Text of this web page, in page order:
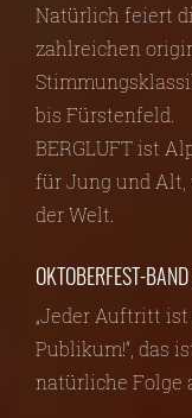
Natürlich feiert
zahlreichen
bis Fürstenfeld.
BERGLUFT ist
für Jung und Alt,
der Welt.
OKTOBERFEST-
„Jeder Auftritt
Publikum!“, das
natürliche Folge